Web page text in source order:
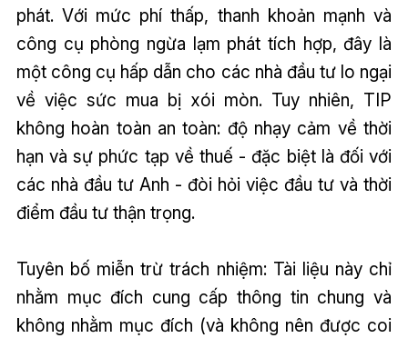
phát. Với mức phí thấp, thanh khoản mạnh và
công cụ phòng ngừa lạm phát tích hợp, đây là
một công cụ hấp dẫn cho các nhà đầu tư lo ngại
về việc sức mua bị xói mòn. Tuy nhiên, TIP
không hoàn toàn an toàn: độ nhạy cảm về thời
hạn và sự phức tạp về thuế - đặc biệt là đối với
các nhà đầu tư Anh - đòi hỏi việc đầu tư và thời
điểm đầu tư thận trọng.
Tuyên bố miễn trừ trách nhiệm: Tài liệu này chỉ
nhằm mục đích cung cấp thông tin chung và
không nhằm mục đích (và không nên được coi